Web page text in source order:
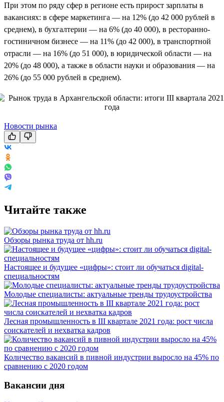
При этом по ряду сфер в регионе есть прирост зарплаты в
вакансиях: в сфере маркетинга — на 12% (до 42 000 рублей в
среднем), в бухгалтерии — на 6% (до 40 000), в ресторанно-
гостиничном бизнесе — на 11% (до 42 000), в транспортной
отрасли — на 16% (до 51 000), в юридической области — на
20% (до 48 000), а также в области науки и образования — на
26% (до 55 000 рублей в среднем).
Новости рынка
Читайте также
Обзоры рынка труда от hh.ru
Настоящее и будущее «цифры»: стоит ли обучаться digital-
специальностям
Молодые специалисты: актуальные тренды трудоустройства
Лесная промышленность в III квартале 2021 года: рост числа
соискателей и нехватка кадров
Количество вакансий в пивной индустрии выросло на 45% по
сравнению с 2020 годом
Вакансии дня